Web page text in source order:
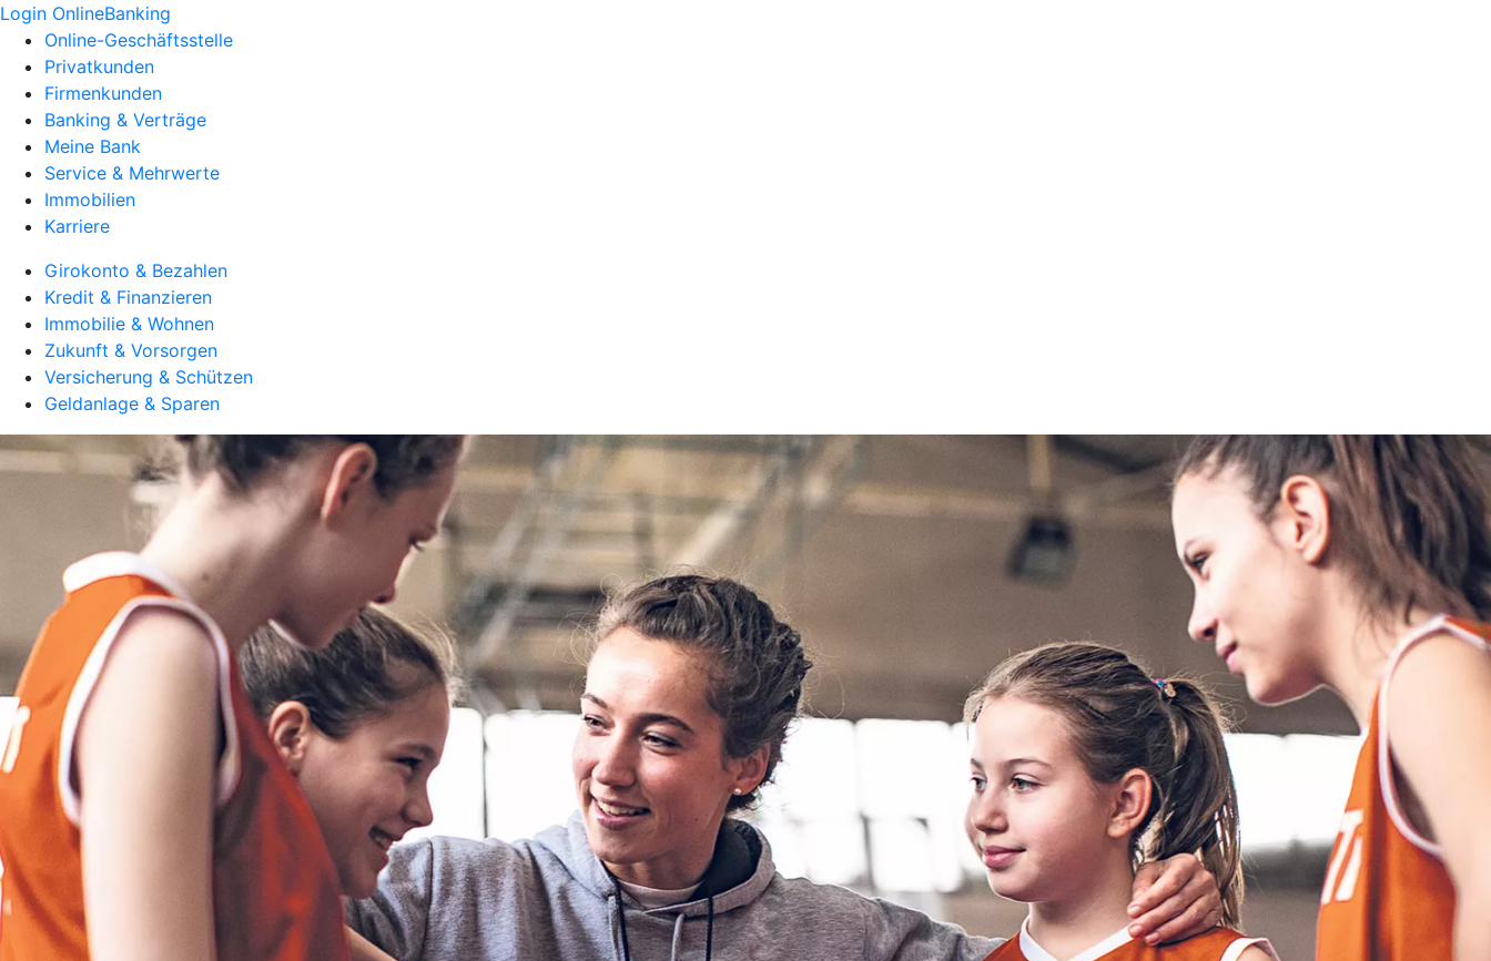
Login OnlineBanking
Online-Geschäftsstelle
Privatkunden
Firmenkunden
Banking & Verträge
Meine Bank
Service & Mehrwerte
Immobilien
Karriere
Girokonto & Bezahlen
Kredit & Finanzieren
Immobilie & Wohnen
Zukunft & Vorsorgen
Versicherung & Schützen
Geldanlage & Sparen